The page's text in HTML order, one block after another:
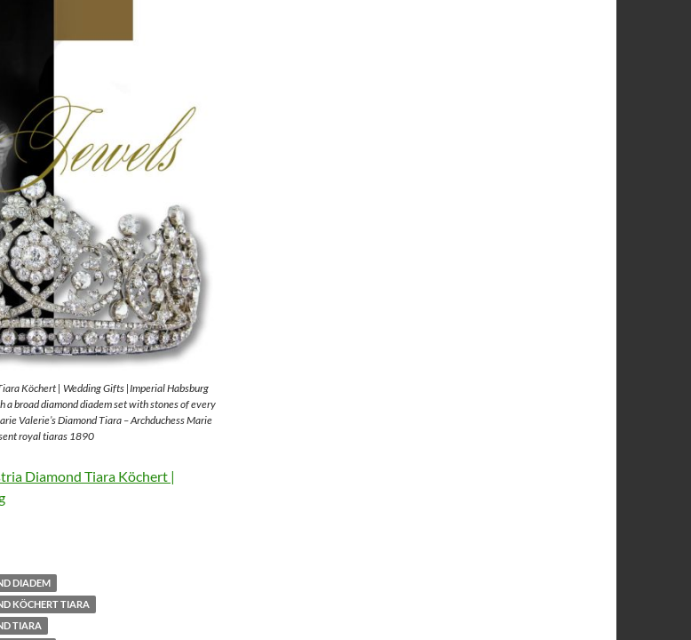
Köchert | Wedding Gifts |Imperial Habsburg
broad diamond diadem set with stones of every
Valerie’s Diamond Tiara – Archduchess Marie
royal tiaras 1890
Diamond Tiara Köchert |
DIADEM
KÖCHERT TIARA
TIARA